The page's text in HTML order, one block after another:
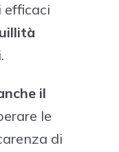
efficaci
il
le
di